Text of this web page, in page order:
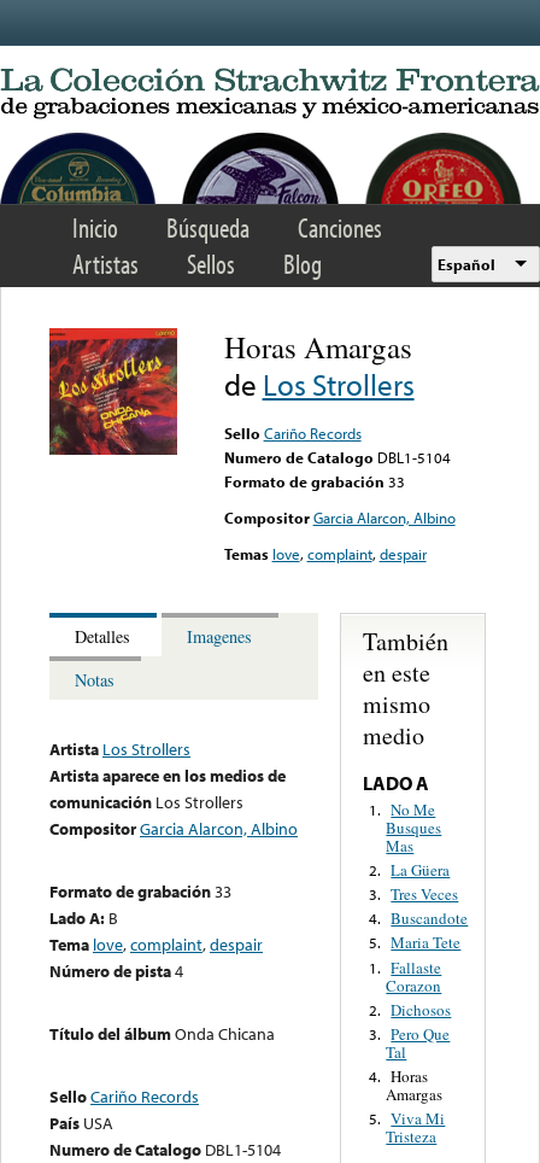
Inicio Búsqueda
Canciones
Artistas
Sellos Blog Español
Horas Amargas
de Los Strollers
Sello Cariño Records
Numero de Catalogo DBL1-5104
Formato de grabación 33
Compositor Garcia Alarcon, Albino
Temas love,complaint,despair
Detalles
Imagenes
Notas
Artista Los Strollers
Artista aparece en los medios de
comunicación Los Strollers
CompositorGarcia Alarcon, Albino
Formato de grabación33
Lado A: B
Tema love,complaint,despair
Número de pista4
Título del álbumOnda Chicana
SelloCariño Records
País USA
Numero de Catalogo DBL1-5104
También
en este
mismo
medio
LADO A
1. No Me
Busques
Mas
2. La Güera
3. Tres Veces
4. Buscandote
5. Maria Tete
1. Fallaste
Corazon
2. Dichosos
3. Pero Que
Tal
4. Horas
Amargas
5. Viva Mi
Tristeza